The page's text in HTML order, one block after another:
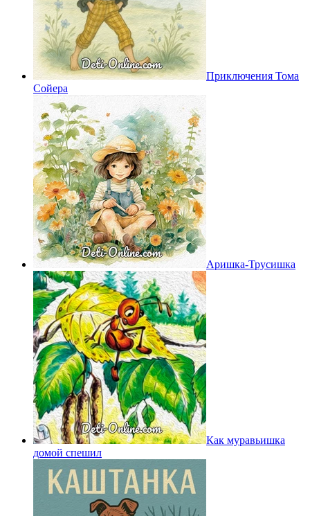
Приключения Тома
Сойера
Аришка-Трусишка
Как муравьишка
домой спешил